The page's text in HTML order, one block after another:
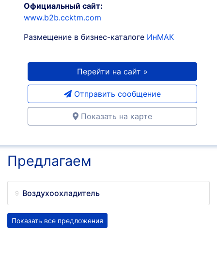
Официальный сайт:
www.b2b.ccktm.com
Размещение в бизнес-каталоге ИнМАК
Перейти на сайт »
Отправить сообщение
Показать на карте
Предлагаем
Воздухоохладитель
Показать все предложения